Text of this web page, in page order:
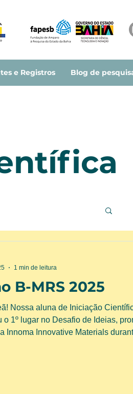
e Registros Blog de
B-MRS 2025
Nossa aluna de Iniciação
o 1º lugar no Desafio de Ideias,
Innoma Innovative Materials
1 min de leitura